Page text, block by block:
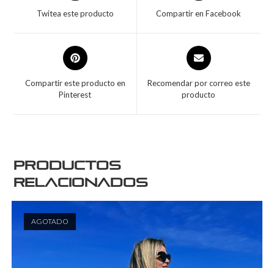
Twitea este producto Compartir en Facebook
Compartir este producto en
Pinterest
Recomendar por correo este
producto
Productos
relacionados
AGOTADO